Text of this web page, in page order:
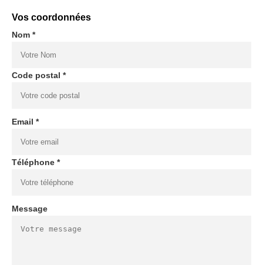
Vos coordonnées
Nom *
Code postal *
Email *
Téléphone *
Message